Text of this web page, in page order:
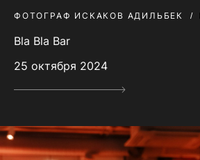
ФОТОГРАФ ИСКАКОВ АДИЛЬБЕК
Bla Bla Bar
25 октября 2024